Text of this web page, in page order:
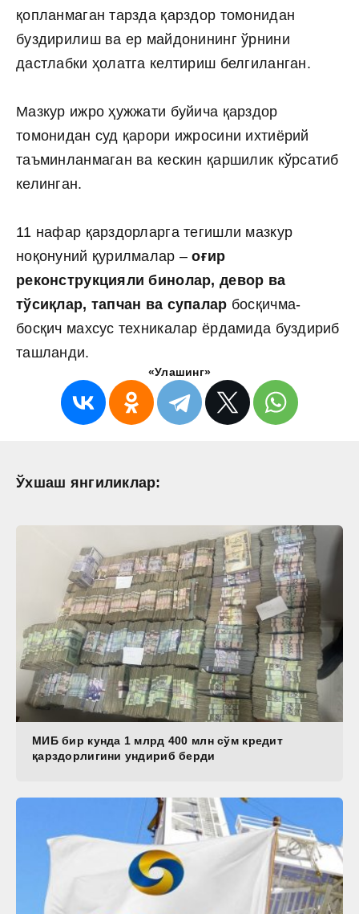
қопланмаган тарзда қарздор томонидан
буздирилиш ва ер майдонининг ўрнини
дастлабки ҳолатга келтириш белгиланган.
Мазкур ижро ҳужжати буйича қарздор
томонидан суд қарори ижросини ихтиёрий
таъминланмаган ва кескин қаршилик кўрсатиб
келинган.
11 нафар қарздорларга тегишли мазкур
ноқонуний қурилмалар –оғир
реконструкцияли бинолар, девор ва
тўсиқлар, тапчан ва супалар босқичма-
босқич махсус техникалар ёрдамида буздириб
ташланди.
«Улашинг»
Ўхшаш янгиликлар:
МИБ бир кунда 1 млрд 400 млн сўм кредит
қарздорлигини ундириб берди